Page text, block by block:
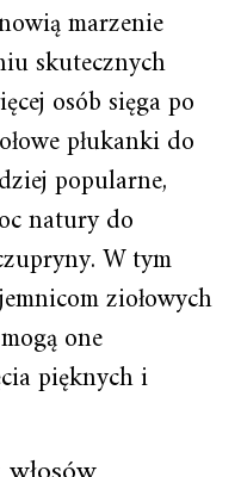
marzenie
skutecznych
osób sięga po
płukanki do
popularne,
natury do
W tym
ziołowych
one
pięknych i